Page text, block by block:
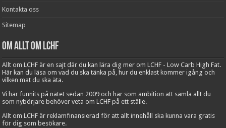
Kontakta oss
Sitemap
Om Allt om LCHF
Allt om LCHF är en sajt där du kan lära dig mer om LCHF - Low Carb High Fat.
Här kan du läsa om vad du ska tänka på, hur du enklast kommer igång och
vilken mat du ska äta.
Vi har funnits på nätet sedan 2009 och har som ambition att samla allt du
som nybörjare behöver veta om LCHF på ett ställe.
Allt om LCHF är reklamfinansierad för att allt innehåll ska kunna vara gratis
för dig som besökare.